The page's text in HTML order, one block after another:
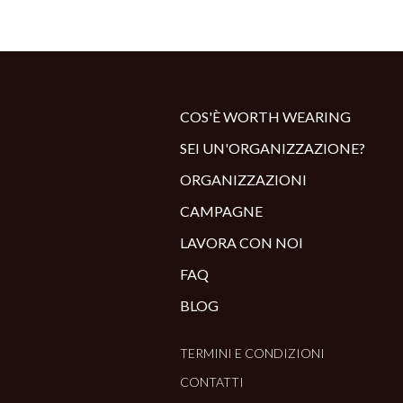
COS'È WORTH WEARING
SEI UN'ORGANIZZAZIONE?
ORGANIZZAZIONI
CAMPAGNE
LAVORA CON NOI
FAQ
BLOG
TERMINI E CONDIZIONI
CONTATTI